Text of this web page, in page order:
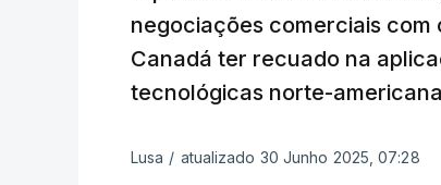
negociações comerciais com
Canadá ter recuado na
tecnológicas norte-
Lusa / atualizado 30 Junho 2025, 07:28